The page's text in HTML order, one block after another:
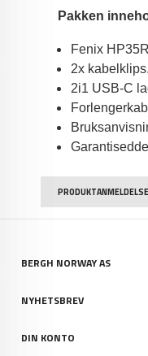
Pakken
Fenix
2x kabelklips.
2i1 USB-C
Garantiseddel
BERGH NORWAY AS
NYHETSBREV
DIN KONTO